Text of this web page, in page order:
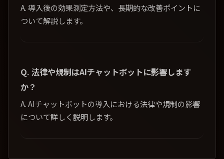
A. 導入後の効果測定方法や、長期的な改善ポイントに
ついて解説します。
Q. 法律や規制はAIチャットボットに影響します
か？
A. AIチャットボットの導入における法律や規制の影響
について詳しく説明します。